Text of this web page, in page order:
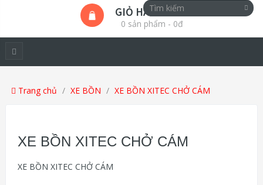
GIỎ HÀNG
0 sản phẩm - 0đ
Trang chủ XE BỒN XE BỒN XITEC CHỞ CÁM
XE BỒN XITEC CHỞ CÁM
XE BỒN XITEC CHỞ CÁM